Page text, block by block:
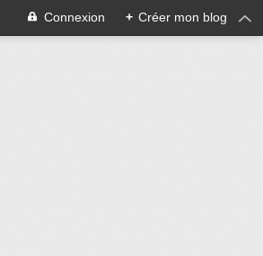
Connexion + Créer mon blog